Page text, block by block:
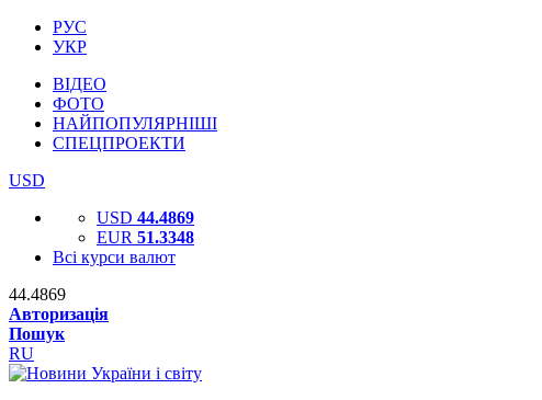
РУС
УКР
ВІДЕО
ФОТО
НАЙПОПУЛЯРНІШІ
СПЕЦПРОЕКТИ
USD
USD 44.4869
EUR 51.3348
Всі курси валют
44.4869
Авторизація
Пошук
RU